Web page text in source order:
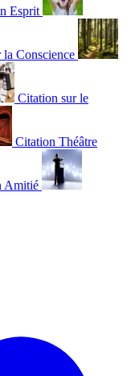
Esprit
Conscience
Citation sur le
Citation Théâtre
Amitié